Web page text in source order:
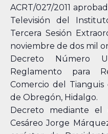
ACRT/027/2011
Televisión del
Tercera Sesión
noviembre de dos mil
Decreto Número
Reglamento para
Comercio del
de Obregón, Hidalgo.
Decreto mediante el
Cesáreo Jorge